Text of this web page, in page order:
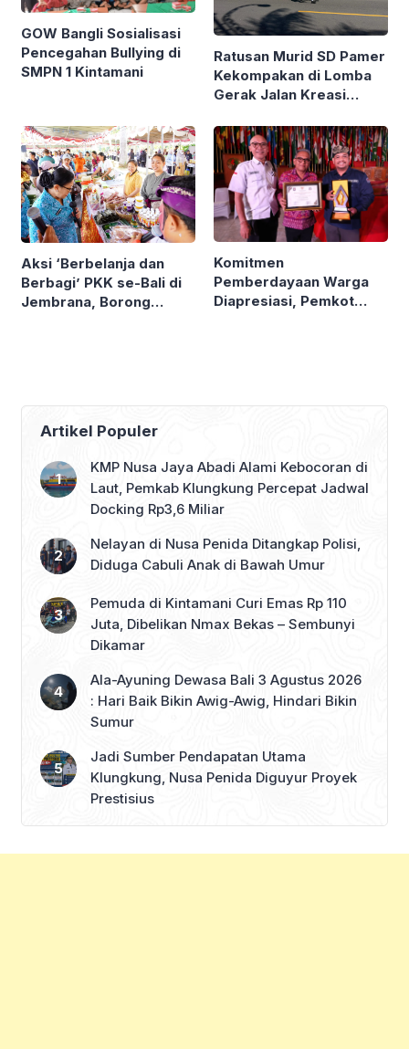
GOW Bangli Sosialisasi
Pencegahan Bullying di
SMPN 1 Kintamani
Ratusan Murid SD Pamer
Kekompakan di Lomba
Gerak Jalan Kreasi
Aksi ‘Berbelanja dan
Berbagi’ PKK se-Bali di
Jembrana, Borong
Komitmen
Pemberdayaan Warga
Diapresiasi, Pemkot
Artikel Populer
KMP Nusa Jaya Abadi Alami Kebocoran di
Laut, Pemkab Klungkung Percepat Jadwal
Docking Rp3,6 Miliar
Nelayan di Nusa Penida Ditangkap Polisi,
Diduga Cabuli Anak di Bawah Umur
Pemuda di Kintamani Curi Emas Rp 110
Juta, Dibelikan Nmax Bekas – Sembunyi
Dikamar
Ala-Ayuning Dewasa Bali 3 Agustus 2026
: Hari Baik Bikin Awig-Awig, Hindari Bikin
Sumur
Jadi Sumber Pendapatan Utama
Klungkung, Nusa Penida Diguyur Proyek
Prestisius